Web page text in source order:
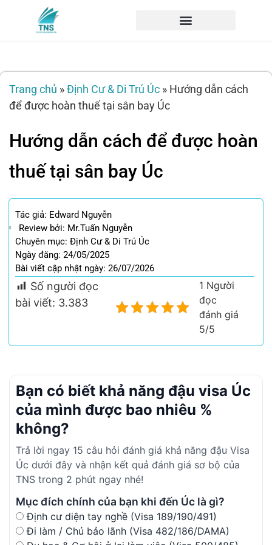
Trang chủ »Định Cư & Di Trú Úc » Hướng dẫn cách
để được hoàn thuế tại sân bay Úc
Hướng dẫn cách để được hoàn
thuế tại sân bay Úc
Tác giả: Edward Nguyễn
Review bởi: Mr.Tuấn Nguyễn
Chuyên mục: Định Cư & Di Trú Úc
Ngày đăng: 24/05/2025
Bài viết cập nhật ngày: 26/07/2026
Số người đọc
bài viết: 3.383
1 Người
đọc
đánh giá
5/5
Bạn có biết khả năng đậu visa Úc
của mình được bao nhiêu %
không?
Trả lời ngay 15 câu hỏi đánh giá khả năng đậu Visa
Úc dưới đây và nhận kết quả đánh giá sơ bộ của
TNS trong 2 phút ngay nhé!
Mục đích chính của bạn khi đến Úc là gì?
Định cư diện tay nghề (Visa 189/190/491)
Đi làm / Chủ bảo lãnh (Visa 482/186/DAMA)